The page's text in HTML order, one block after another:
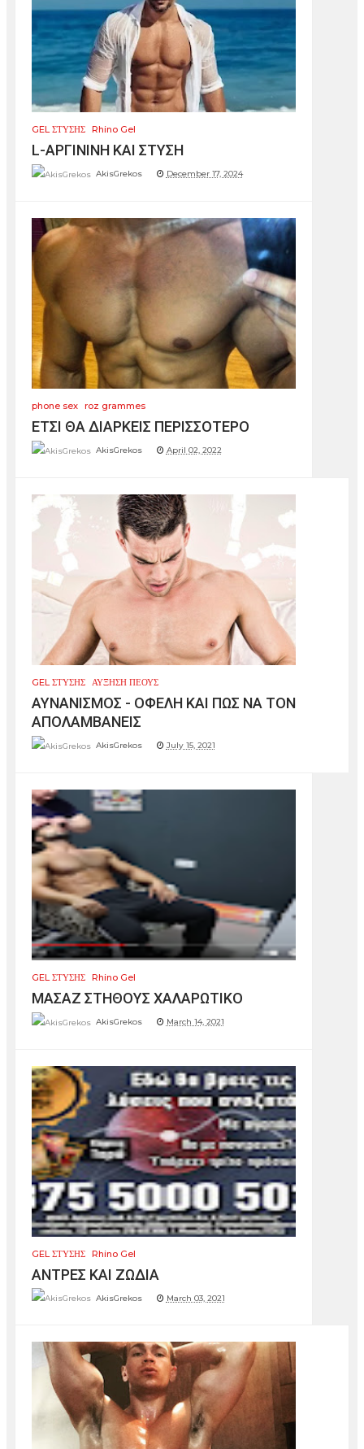
GEL ΣΤΥΣΗΣ Rhino Gel
L-ΑΡΓΙΝΙΝΗ ΚΑΙ ΣΤΥΣΗ
AkisGrekos December 17, 2024
phone sex roz grammes
ΕΤΣΙ ΘΑ ΔΙΑΡΚΕΙΣ ΠΕΡΙΣΣΟΤΕΡΟ
AkisGrekos April 02, 2022
GEL ΣΤΥΣΗΣ ΑΥΞΗΣΗ ΠΕΟΥΣ
ΑΥΝΑΝΙΣΜΟΣ - ΟΦΕΛΗ ΚΑΙ ΠΩΣ ΝΑ ΤΟΝ
ΑΠΟΛΑΜΒΑΝΕΙΣ
AkisGrekos July 15, 2021
GEL ΣΤΥΣΗΣ Rhino Gel
ΜΑΣΑΖ ΣΤΗΘΟΥΣ ΧΑΛΑΡΩΤΙΚΟ
AkisGrekos March 14, 2021
GEL ΣΤΥΣΗΣ Rhino Gel
ΑΝΤΡΕΣ ΚΑΙ ΖΩΔΙΑ
AkisGrekos March 03, 2021